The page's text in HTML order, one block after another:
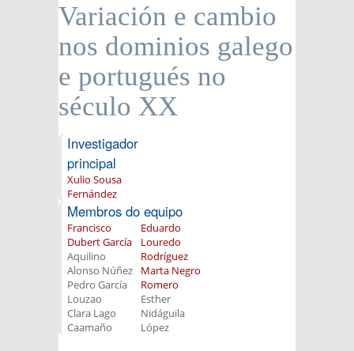
Variación e cambio
nos dominios galego
e portugués no
século XX
Investigador
principal
Xulio Sousa
Fernández
Membros do equipo
Francisco
Dubert García
Aquilino
Alonso Núñez
Pedro García
Louzao
Clara Lago
Caamaño
Eduardo
Louredo
Rodríguez
Marta Negro
Romero
Esther
Nidáguila
López